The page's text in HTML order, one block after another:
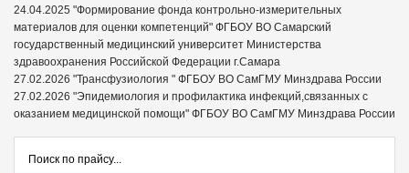
24.04.2025 "Формирование фонда контрольно-измерительных
материалов для оценки компетенций" ФГБОУ ВО Самарский
государственный медицинский университет Министерства
здравоохранения Российской Федерации г.Самара
27.02.2026 "Трансфузиология " ФГБОУ ВО СамГМУ Минздрава России
27.02.2026 "Эпидемиология и профилактика инфекций,связанных с
оказанием медицинской помощи" ФГБОУ ВО СамГМУ Минздрава России